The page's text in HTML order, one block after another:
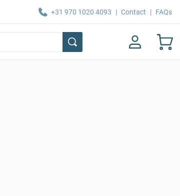
+31 970 1020 4093 | Contact | FAQs